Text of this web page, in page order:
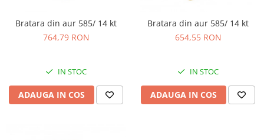
Bratara din aur 585/ 14 kt
764,79 RON
IN STOC
ADAUGA IN COS
Bratara din aur 585/ 14 kt
654,55 RON
IN STOC
ADAUGA IN COS